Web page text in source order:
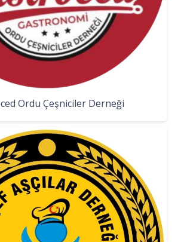
Ordu Çeşniciler Derneği